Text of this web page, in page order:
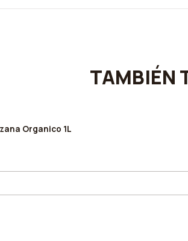
TAMBIÉN
Organico 1L